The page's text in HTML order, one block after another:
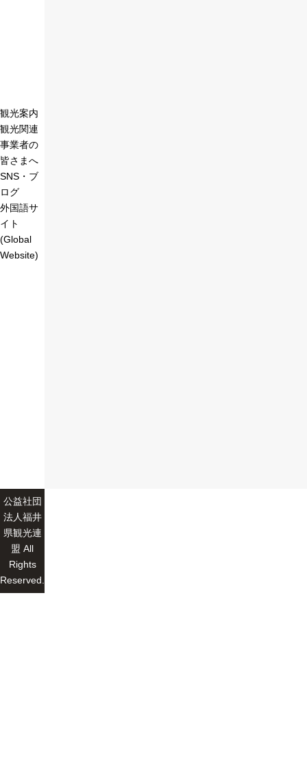
観光案内
観光関連
事業者の
皆さまへ
SNS・ブ
ログ
外国語サ
イト
(Global
Website)
公益社団
法人福井
県観光連
盟 All
Rights
Reserved.